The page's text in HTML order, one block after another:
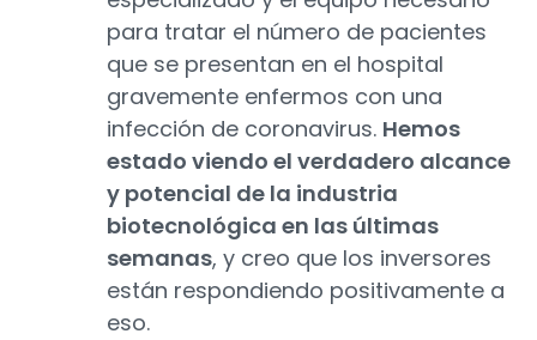
para tratar el número de pacientes
que se presentan en el hospital
gravemente enfermos con una
infección de coronavirus. Hemos
estado viendo el verdadero alcance
y potencial de la industria
biotecnológica en las últimas
semanas, y creo que los inversores
están respondiendo positivamente a
eso.